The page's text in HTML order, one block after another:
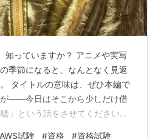
知っていますか？ アニメや実写
季節になると、なんとなく見返
タイトルの意味は、ぜひ本編で
——今日はそこから少しだけ借
」という話をさせてください。
AWS試験 #資格 #資格試験